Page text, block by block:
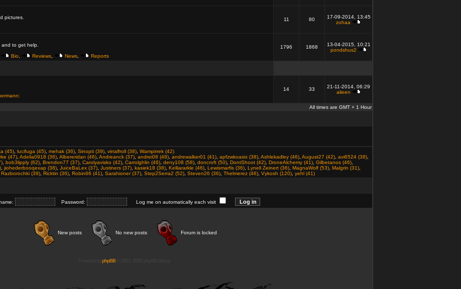
pictures.
11 80
17-09-2014, 13:45
zohaa
to get help.
Bio Reviews News Reports
1796 1868
13-04-2015, 10:21
pondshus2
14 33
21-11-2014, 06:29
alieen
All times are GMT + 1 Hour
(45) lucifuga (45) mehak (36) Sinopti (39) virralfroll (38) Wampirrek (42)
(47) Adelia0918 (36) Albereridan (46) Andreanck (37) andrei08 (48) andrewalker01 (41) apfzwkoasix (38) Ashlekadley (46) August27 (42) avi6524 (38)
bob3lipply (62) Brendon77 (37) Carolyavisko (42) Carrolghlin (46) deny108 (58) doncroft (50) DontShoot (42) DroneAlchemy (41) Gilbetanos (46)
jiohederbooqexap (38) JuiceBaLex (37) Justiners (37) kasiek18 (38) Kelliararkle (46) Lewismarfis (36) Lynell Zeinert (36) MagnaWolf (53) Malgrin (31)
Razborochki (39) Ricktin (36) Robin66 (41) Sarahioner (37) Step2Serra2 (52) Steven26 (36) Thelmerez (46) Vykosh (120) yehl (41)
Password: Log me on automatically each visit
New posts No new posts Forum is locked
phpBB© 2001, 2005 phpBB Group